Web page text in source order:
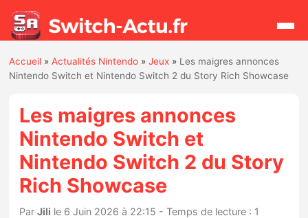
Rechercher
Actualités
Jeux
Hardware
Accueil »Actualités Nintendo »Jeux » Les maigres annonces
Nintendo Switch et Nintendo Switch 2 du Story Rich Showcase
Les maigres annonces
Nintendo Switch et
Nintendo Switch 2 du Story
Rich Showcase
ParJili le 6 Juin 2026 à 22:15 - Temps de lecture : 1